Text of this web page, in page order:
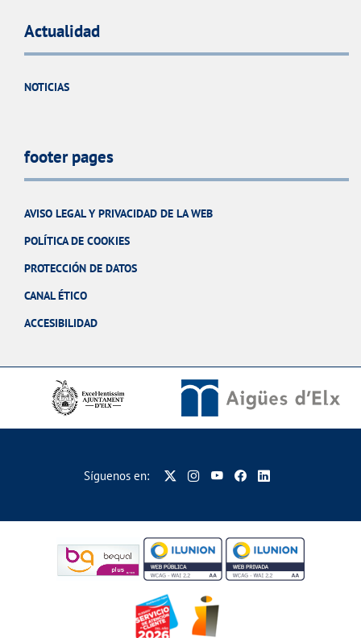
Actualidad
NOTICIAS
footer pages
AVISO LEGAL Y PRIVACIDAD DE LA WEB
POLÍTICA DE COOKIES
PROTECCIÓN DE DATOS
CANAL ÉTICO
ACCESIBILIDAD
Síguenos en: